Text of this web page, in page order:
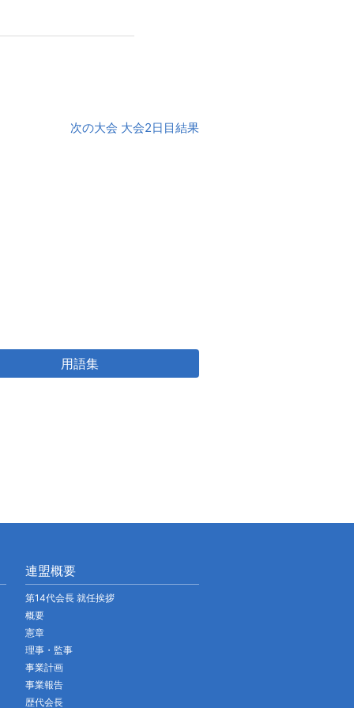
次の大会 大会2日目結果
用語集
連盟概要
第14代会長 就任挨拶
概要
憲章
理事・監事
事業計画
事業報告
歴代会長